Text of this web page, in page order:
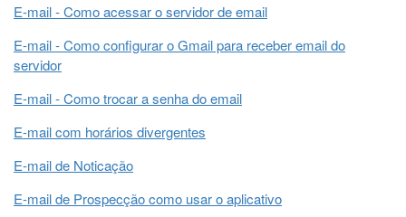
E-mail - Como acessar o servidor de email
E-mail - Como configurar o Gmail para receber email do
servidor
E-mail - Como trocar a senha do email
E-mail com horários divergentes
E-mail de Noticação
E-mail de Prospecção como usar o aplicativo